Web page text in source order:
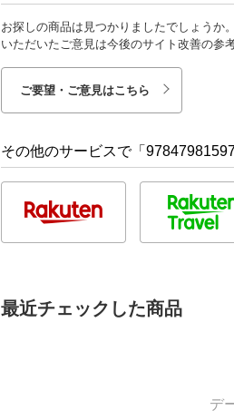
お探しの商品は見つかりましたでしょうか
いただいたご意見は今後のサイト改善の参
ご要望・ご意見はこちら
その他のサービスで「
最近チェックした商品
デ